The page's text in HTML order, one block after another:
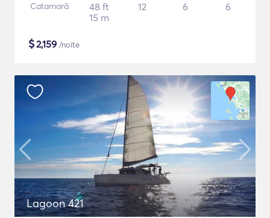
Catamarã
48 ft
15 m
12 6 6
$2,159 /noite
Lagoon 421